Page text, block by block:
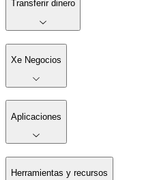
Transferir dinero
Xe Negocios
Aplicaciones
Herramientas y recursos